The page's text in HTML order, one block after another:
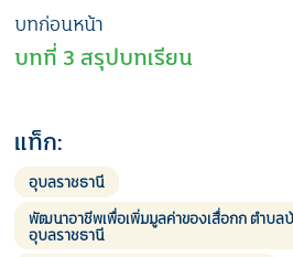
เมนู
นำทาง
เรื่อง
บทก่อนหน้า
บทที่ 3 สรุปบทเรียน
แท็ก:
อุบลราชธานี
พัฒนาอาชีพเพื่อเพิ่มมูลค่าของเสื่อกก ตำบล
อุบลราชธานี